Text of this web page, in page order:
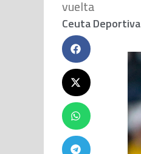
vuelta
Ceuta Deportiva